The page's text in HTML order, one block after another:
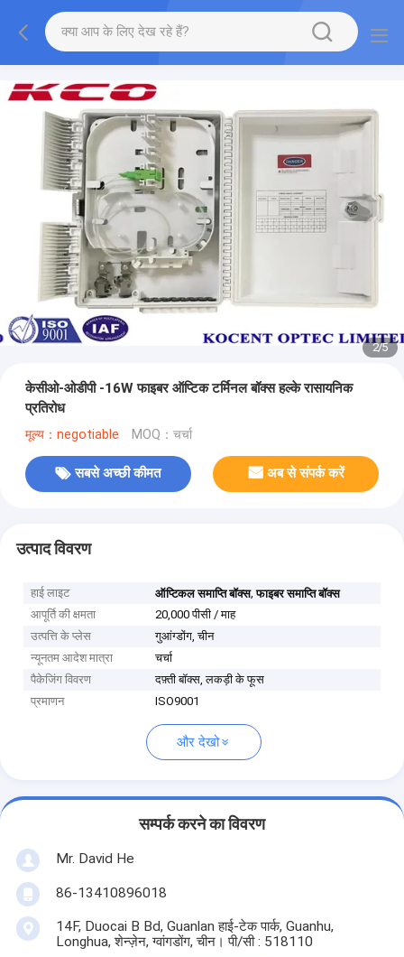
2/5
केसीओ-ओडीपी -16W फाइबर ऑप्टिक टर्मिनल बॉक्स हल्के रासायनिक
प्रतिरोध
मूल्य：negotiable MOQ：चर्चा
सबसे अच्छी कीमत अब से संपर्क करें
उत्पाद विवरण
हाई लाइट ऑप्टिकल समाप्ति बॉक्स,फाइबर समाप्ति बॉक्स
आपूर्ति की क्षमता
20,000 पीसी / माह
उत्पत्ति के प्लेस
गुआंग्डोंग, चीन
न्यूनतम आदेश मात्रा
चर्चा
पैकेजिंग विवरण
दफ़्ती बॉक्स, लकड़ी के फूस
प्रमाणन
ISO9001
और देखो
सम्पर्क करने का विवरण
Mr. David He
86-13410896018
14F, Duocai B Bd, Guanlan हाई-टेक पार्क, Guanhu,
Longhua, शेन्ज़ेन, ग्वांगडोंग, चीन। पी/सी : 518110